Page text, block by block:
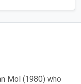
Mol (1980) who